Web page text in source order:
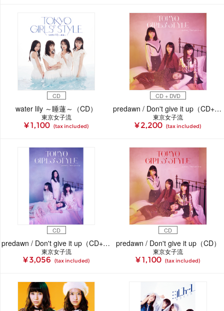
CD
water lily ～睡蓮～（CD）
東京女子流
¥ 1,100 (tax included)
CD + DVD
predawn / Don't give it up（CD+DVD）
東京女子流
¥ 2,200 (tax included)
CD
predawn / Don't give it up（CD+PHOTOBOOK）
東京女子流
¥ 3,056 (tax included)
CD
predawn / Don't give it up（CD）
東京女子流
¥ 1,100 (tax included)